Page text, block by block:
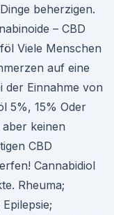
beherzigen.
– CBD
Viele Menschen
auf eine
der Einnahme von
5%, 15% Oder
keinen
CBD
Cannabidiol
Rheuma;